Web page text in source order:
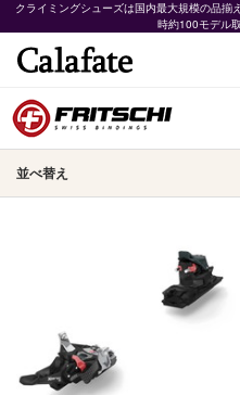
クライミングシューズは国内最大規模の品揃
時約100モデル
並べ替え